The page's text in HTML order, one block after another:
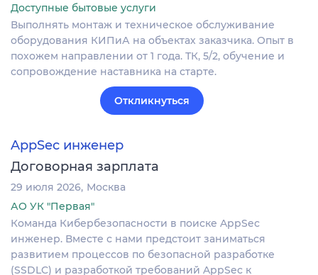
Доступные бытовые услуги
Выполнять монтаж и техническое обслуживание
оборудования КИПиА на объектах заказчика. Опыт в
похожем направлении от 1 года. ТК, 5/2, обучение и
сопровождение наставника на старте.
Откликнуться
AppSec инженер
Договорная зарплата
29 июля 2026 Москва
АО УК "Первая"
Команда Кибербезопасности в поиске AppSec
инженер. Вместе с нами предстоит заниматься
развитием процессов по безопасной разработке
(SSDLC) и разработкой требований AppSec к